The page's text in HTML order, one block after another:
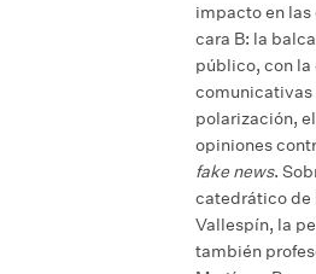
impacto en
cara B: la
público, con
comunicativas
polarización,
opiniones
fake news.
catedrático de
Vallespín, la
también